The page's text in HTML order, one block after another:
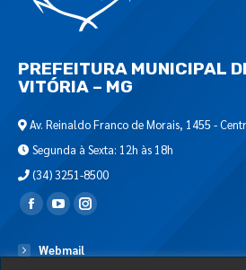
PREFEITURA MUNICIPAL
VITÓRIA – MG
Av. Reinaldo Franco de Morais, 1455 -
Segunda à Sexta: 12h às 18h
(34) 3251-8500
Encontre-nos em:
Webmail